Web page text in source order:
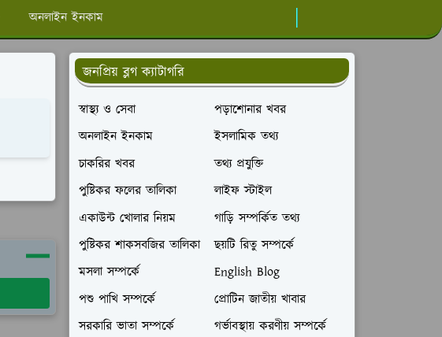
অনলাইন ইনকাম
জনপ্রিয় ব্লগ ক্যাটাগরি
স্বাস্থ্য ও সেবা
পড়াশোনার খবর
অনলাইন ইনকাম
ইসলামিক তথ্য
চাকরির খবর
তথ্য প্রযুক্তি
পুষ্টিকর ফলের তালিকা
লাইফ স্টাইল
একাউন্ট খোলার নিয়ম
গাড়ি সম্পর্কিত তথ্য
পুষ্টিকর শাকসবজির তালিকা
ছয়টি রিতু সম্পর্কে
মসলা সম্পর্কে
English Blog
পশু পাখি সম্পর্কে
প্রোটিন জাতীয় খাবার
সরকারি ভাতা সম্পর্কে
গর্ভাবস্থায় করণীয় সম্পর্কে